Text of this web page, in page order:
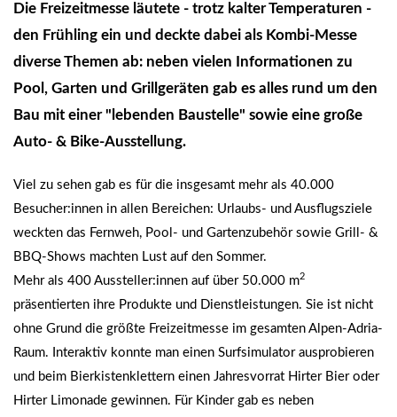
Die Freizeitmesse läutete - trotz kalter Temperaturen -
den Frühling ein und deckte dabei als Kombi-Messe
diverse Themen ab: neben vielen Informationen zu
Pool, Garten und Grillgeräten gab es alles rund um den
Bau mit einer "lebenden Baustelle" sowie eine große
Auto- & Bike-Ausstellung.
Viel zu sehen gab es für die insgesamt mehr als 40.000
Besucher:innen in allen Bereichen: Urlaubs- und Ausflugsziele
weckten das Fernweh, Pool- und Gartenzubehör sowie Grill- &
BBQ-Shows machten Lust auf den Sommer.
Mehr als 400 Aussteller:innen auf über 50.000 m2
präsentierten ihre Produkte und Dienstleistungen. Sie ist nicht
ohne Grund die größte Freizeitmesse im gesamten Alpen-Adria-
Raum. Interaktiv konnte man einen Surfsimulator ausprobieren
und beim Bierkistenklettern einen Jahresvorrat Hirter Bier oder
Hirter Limonade gewinnen. Für Kinder gab es neben